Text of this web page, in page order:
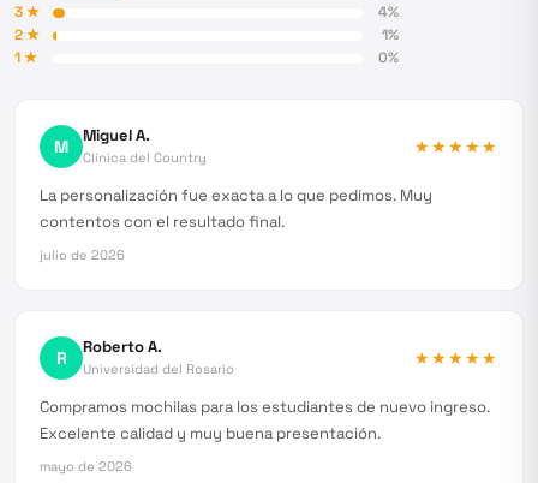
3★ 4%
2★ 1%
1★ 0%
M Miguel A.
Clínica del Country
★★★★★
La personalización fue exacta a lo que pedimos. Muy
contentos con el resultado final.
julio de 2026
R Roberto A.
Universidad del Rosario
★★★★★
Compramos mochilas para los estudiantes de nuevo ingreso.
Excelente calidad y muy buena presentación.
mayo de 2026